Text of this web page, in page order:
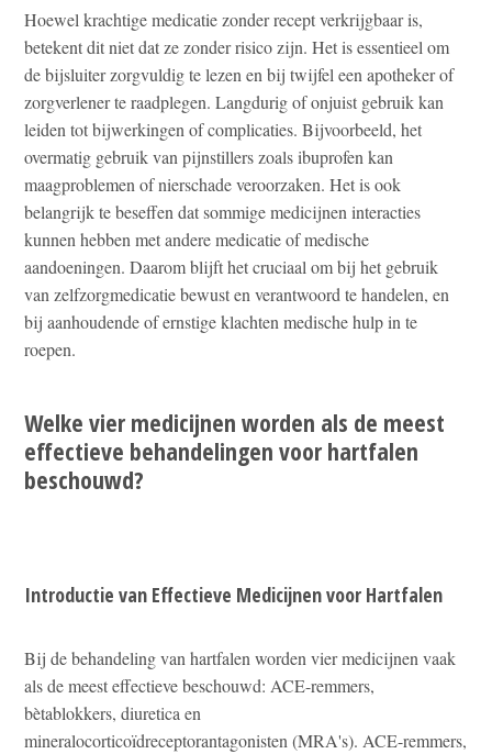
Hoewel krachtige medicatie zonder recept verkrijgbaar is,
betekent dit niet dat ze zonder risico zijn. Het is essentieel om
de bijsluiter zorgvuldig te lezen en bij twijfel een apotheker of
zorgverlener te raadplegen. Langdurig of onjuist gebruik kan
leiden tot bijwerkingen of complicaties. Bijvoorbeeld, het
overmatig gebruik van pijnstillers zoals ibuprofen kan
maagproblemen of nierschade veroorzaken. Het is ook
belangrijk te beseffen dat sommige medicijnen interacties
kunnen hebben met andere medicatie of medische
aandoeningen. Daarom blijft het cruciaal om bij het gebruik
van zelfzorgmedicatie bewust en verantwoord te handelen, en
bij aanhoudende of ernstige klachten medische hulp in te
roepen.
Welke vier medicijnen worden als de meest
effectieve behandelingen voor hartfalen
beschouwd?
Introductie van Effectieve Medicijnen voor Hartfalen
Bij de behandeling van hartfalen worden vier medicijnen vaak
als de meest effectieve beschouwd: ACE-remmers,
bètablokkers, diuretica en
mineralocorticoïdreceptorantagonisten (MRA's). ACE-remmers,